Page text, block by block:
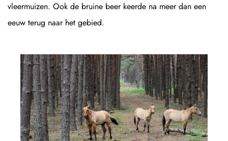
vleermuizen. Ook de bruine beer keerde na meer dan een
eeuw terug naar het gebied.